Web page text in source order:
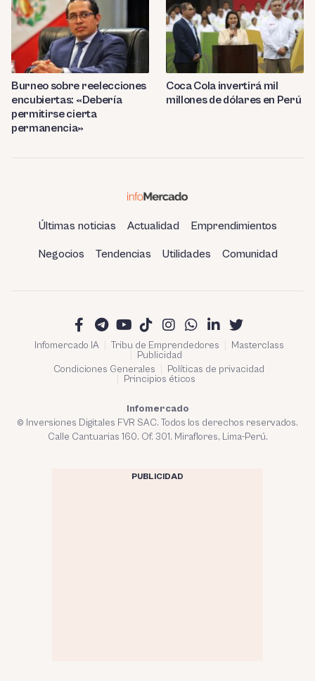
Burneo sobre reelecciones
encubiertas: «Debería
permitirse cierta
permanencia»
Coca Cola invertirá mil
millones de dólares en Perú
Últimas noticias Actualidad Emprendimientos
Negocios Tendencias Utilidades Comunidad
Infomercado IA Tribu de Emprendedores
Masterclass
Publicidad
Condiciones Generales
Políticas de privacidad
Principios éticos
Infomercado
© Inversiones Digitales FVR SAC. Todos los derechos reservados.
Calle Cantuarias 160. Of. 301. Miraflores, Lima-Perú.
PUBLICIDAD